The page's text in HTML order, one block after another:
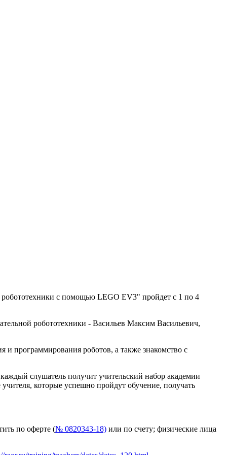
с помощью LEGO EV3" пройдет c 1 по 4
робототехники - Васильев Максим Васильевич,
и программирования роботов, а также знакомство с
слушатель получит учительский набор академии
которые успешно пройдут обучение, получать
по оферте (№ 0820343-18) или по счету; физические лица